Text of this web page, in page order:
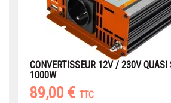
CONVERTISSEUR 12V / 230V QUASI
1000W
89,00 € TTC